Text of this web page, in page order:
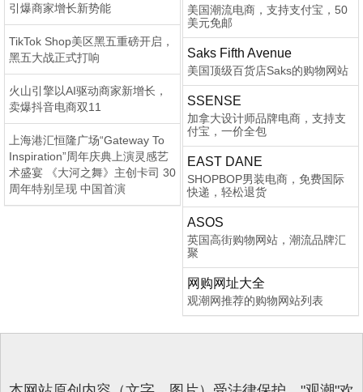
引爆商家增长新势能
TikTok Shop美区黑五重磅开启，
黑五大战正式打响
火山引擎以AI驱动商家新增长，
卖爆抖音电商双11
上海港汇恒隆广场“Gateway To
Inspiration”周年庆典上演灵感艺
术盛宴 《大河之舞》主创卡司 30
周年特别呈现 中国首演
美国潮流电商，支持支付宝，50
美元免邮
Saks Fifth Avenue
美国顶级百货店Saks的购物网站
SSENSE
加拿大设计师品牌电商，支持支
付宝，一价全包
EAST DANE
SHOPBOP男装电商，免费国际
快递，轻松退货
ASOS
英国高街购物网站，潮流品牌汇
聚
网购网址大全
观潮网推荐的购物网站列表